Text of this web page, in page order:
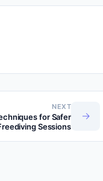
→
NEXT
for Safer
Sessions